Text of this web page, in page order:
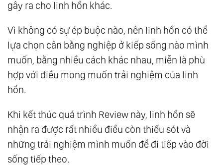
25.Hệ Thống Ma Quỷ Cabal
26.Thời Gian Là Gì? Thời Gian Có Thật Hay
Chỉ Là Ảo Giác?
27.Tần Số Rung Động Là Gì?
28.
Thông Điệp Từ Thần Linh.
29.Bạn Không Phải Chỉ Là Thân Thể !
30.Cơ Thể Được Tạo Thành Từ Tần Số Rung
Động Như Thế Nào?
gây ra cho linh hồn khác.
Vì không có sự ép buộc nào, nên linh hồn có thể
lựa chọn cân bằng nghiệp ở kiếp sống nào mình
muốn, bằng nhiều cách khác nhau, miễn là phù
hợp với điều mong muốn trải nghiệm của linh
hồn.
Khi kết thúc quá trình Review này, linh hồn sẽ
nhận ra được rất nhiều điều còn thiếu sót và
những trải nghiệm mình muốn để đi tiếp vào đời
sống tiếp theo.